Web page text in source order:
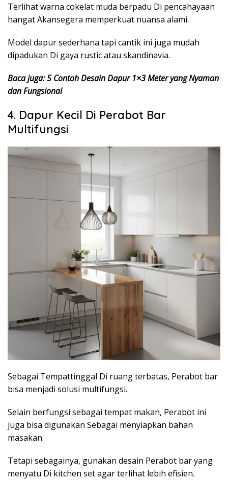
Terlihat warna cokelat muda berpadu Di pencahayaan
hangat Akansegera memperkuat nuansa alami.
Model dapur sederhana tapi cantik ini juga mudah
dipadukan Di gaya rustic atau skandinavia.
Baca juga: 5 Contoh Desain Dapur 1×3 Meter yang Nyaman
dan Fungsional
4. Dapur Kecil Di Perabot Bar
Multifungsi
Sebagai Tempattinggal Di ruang terbatas, Perabot bar
bisa menjadi solusi multifungsi.
Selain berfungsi sebagai tempat makan, Perabot ini
juga bisa digunakan Sebagai menyiapkan bahan
masakan.
Tetapi sebagainya, gunakan desain Perabot bar yang
menyatu Di kitchen set agar terlihat lebih efisien.